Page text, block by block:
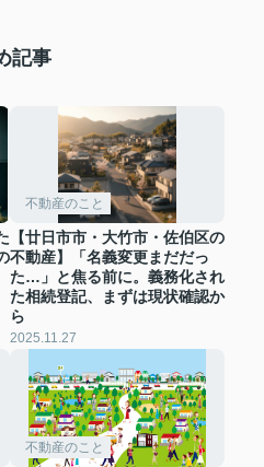
記事
不動産のこと
【廿日市市・大竹市・佐伯区の
不動産】「名義変更まだだっ
た…」と焦る前に。義務化され
た相続登記、まずは現状確認か
ら
2025.11.27
不動産のこと